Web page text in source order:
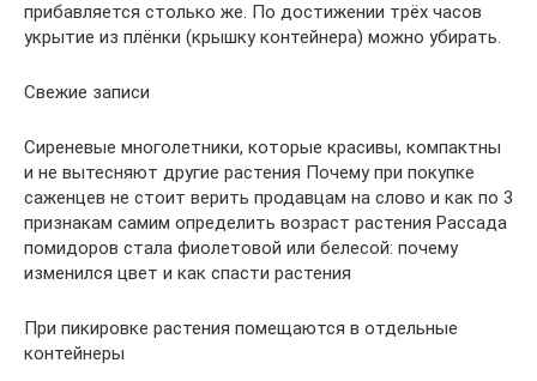
прибавляется столько же. По достижении трёх часов
укрытие из плёнки (крышку контейнера) можно убирать.
Свежие записи
Сиреневые многолетники, которые красивы, компактны
и не вытесняют другие растения Почему при покупке
саженцев не стоит верить продавцам на слово и как по 3
признакам самим определить возраст растения Рассада
помидоров стала фиолетовой или белесой: почему
изменился цвет и как спасти растения
При пикировке растения помещаются в отдельные
контейнеры